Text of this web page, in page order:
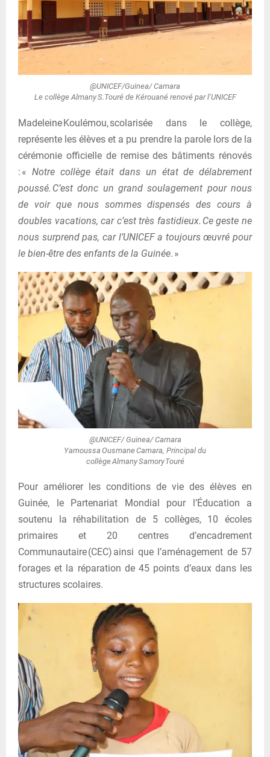
@UNICEF/Guinea/ Camara
Le collège Almany S.Touré de Kérouané renové par l’UNICEF
Madeleine Koulémou, scolarisée dans le collège,
représente les élèves et a pu prendre la parole lors de la
cérémonie officielle de remise des bâtiments rénovés
: « Notre collège était dans un état de délabrement
poussé. C’est donc un grand soulagement pour nous
de voir que nous sommes dispensés des cours à
doubles vacations, car c’est très fastidieux. Ce geste ne
nous surprend pas, car l’UNICEF a toujours œuvré pour
le bien-être des enfants de la Guinée. »
@UNICEF/ Guinea/ Camara
Yamoussa Ousmane Camara, Principal du
collège Almany Samory Touré
Pour améliorer les conditions de vie des élèves en
Guinée, le Partenariat Mondial pour l’Éducation a
soutenu la réhabilitation de 5 collèges, 10 écoles
primaires et 20 centres d’encadrement
Communautaire (CEC) ainsi que l’aménagement de 57
forages et la réparation de 45 points d’eaux dans les
structures scolaires.